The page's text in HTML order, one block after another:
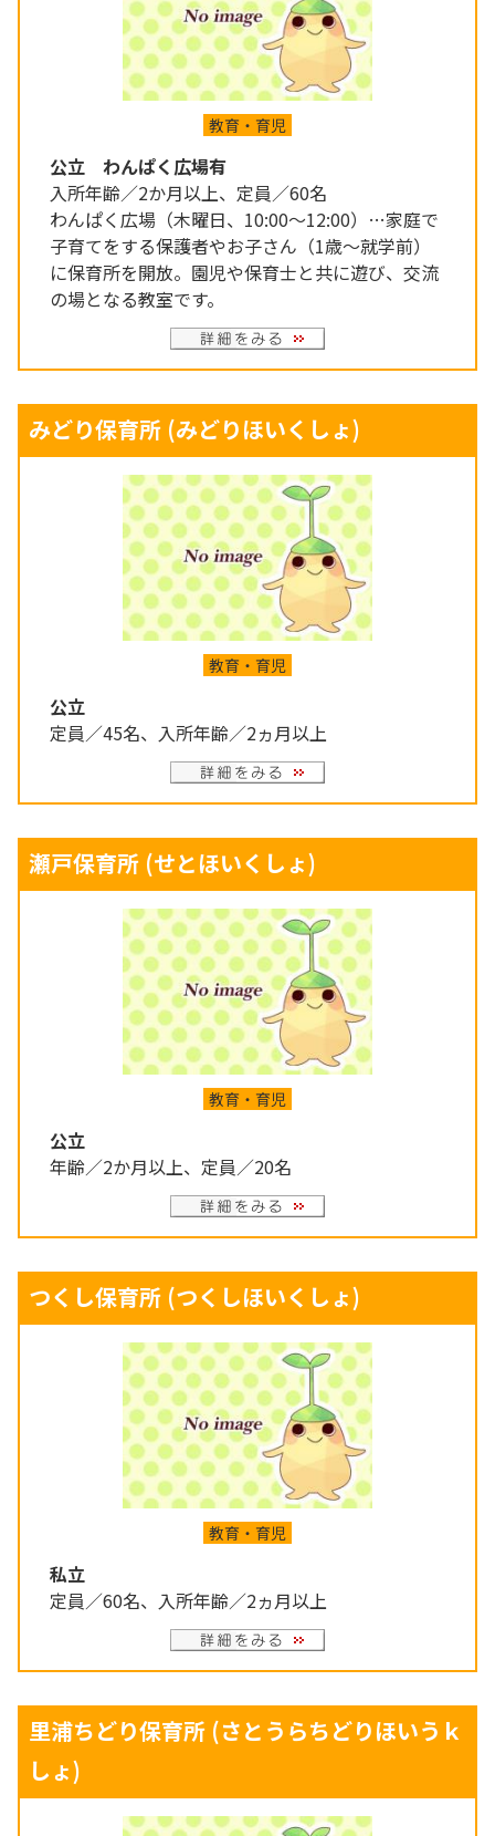
教育・育児
公立 わんぱく広場有
入所年齢／2か月以上、定員／60名
わんぱく広場（木曜日、10:00～12:00）…家庭で
子育てをする保護者やお子さん（1歳～就学前）
に保育所を開放。園児や保育士と共に遊び、交流
の場となる教室です。
みどり保育所 (みどりほいくしょ)
教育・育児
公立
定員／45名、入所年齢／2ヵ月以上
瀬戸保育所 (せとほいくしょ)
教育・育児
公立
年齢／2か月以上、定員／20名
つくし保育所 (つくしほいくしょ)
教育・育児
私立
定員／60名、入所年齢／2ヵ月以上
里浦ちどり保育所 (さとうらちどりほいうｋ
しょ)